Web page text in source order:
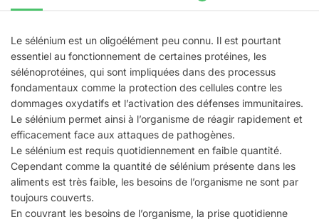
Le sélénium est un oligoélément peu connu. Il est pourtant
essentiel au fonctionnement de certaines protéines, les
sélénoprotéines, qui sont impli­quées dans des processus
fondamentaux comme la protection des cellules contre les
dommages oxydatifs et l’activation des défenses immunitaires.
Le sélénium permet ainsi à l’organisme de réagir rapidement et
efficacement face aux attaques de pathogènes.
Le sélénium est requis quotidiennement en faible quantité.
Cependant comme la quantité de sélénium présente dans les
aliments est très faible, les besoins de l’organisme ne sont par
toujours couverts.
En couvrant les besoins de l’organisme, la prise quotidienne